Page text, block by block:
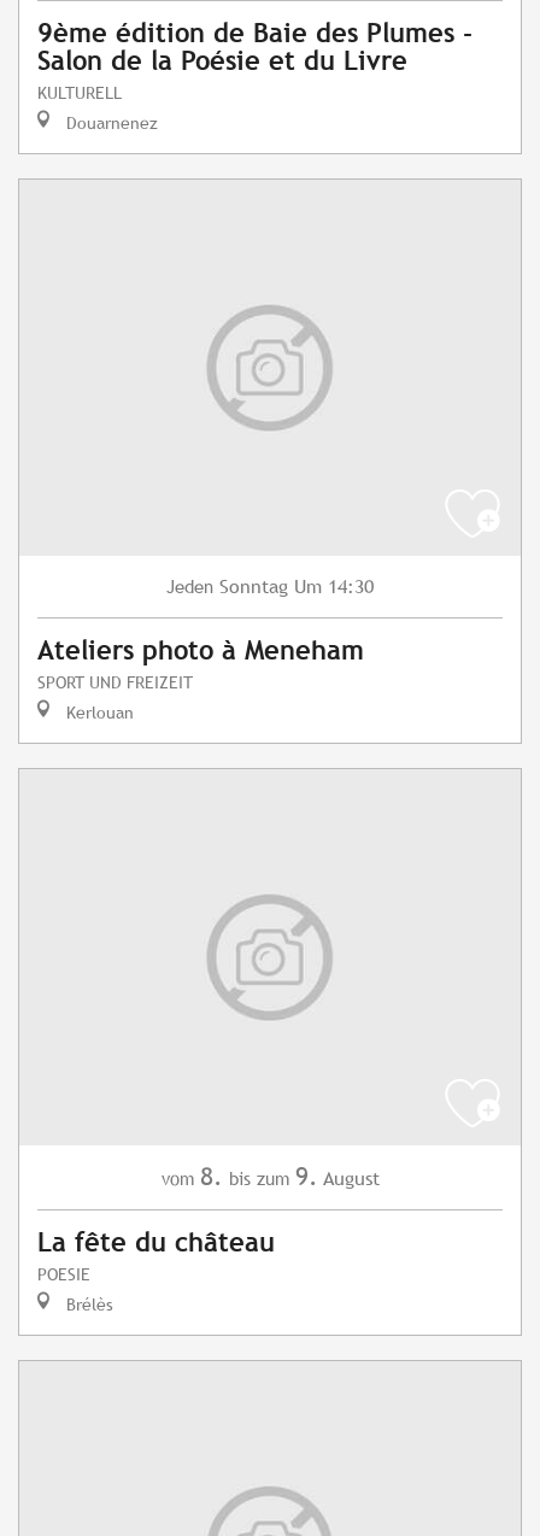
9ème édition de Baie des Plumes -
Salon de la Poésie et du Livre
KULTURELL
Douarnenez
Jeden Sonntag Um 14:30
Ateliers photo à Meneham
SPORT UND FREIZEIT
Kerlouan
vom 8. bis zum 9. August
La fête du château
POESIE
Brélès